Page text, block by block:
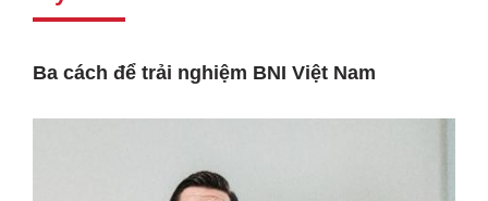
Ba cách để trải nghiệm BNI Việt Nam